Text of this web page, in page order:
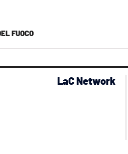
FUOCO
LaC Network